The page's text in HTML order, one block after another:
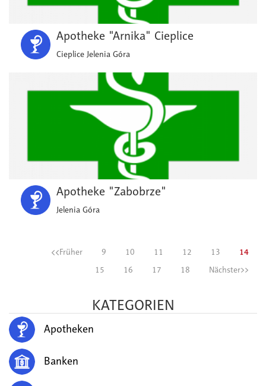
Apotheke "Arnika" Cieplice
Cieplice Jelenia Góra
Apotheke "Zabobrze"
Jelenia Góra
<<Früher 9 10 11 12 13 14
15 16 17 18 Nächster>>
KATEGORIEN
Apotheken
Banken